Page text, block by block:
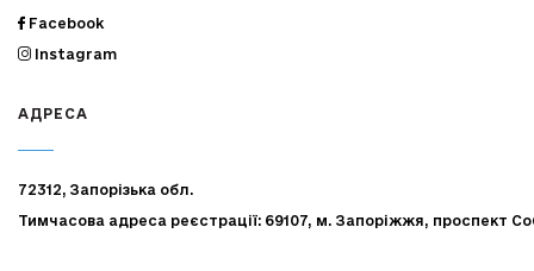
Facebook
Instagram
АДРЕСА
72312, Запорізька обл.
Тимчасова адреса реєстрації: 69107, м. Запоріжжя, проспект